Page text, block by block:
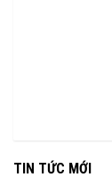
TIN TỨC MỚI